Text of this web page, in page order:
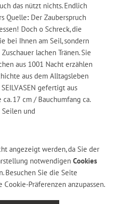
das nützt nichts. Endlich
Quelle: Der Zauberspruch
Doch o Schreck, die
bei Ihnen am Seil, sondern
lachen Tränen. Sie
aus 1001 Nacht erzählen
aus dem Alltagsleben
gefertigt aus
17 cm / Bauchumfang ca.
und
angezeigt werden, da Sie der
notwendigen Cookies
Besuchen Sie die Seite
Cookie-Präferenzen anzupassen.